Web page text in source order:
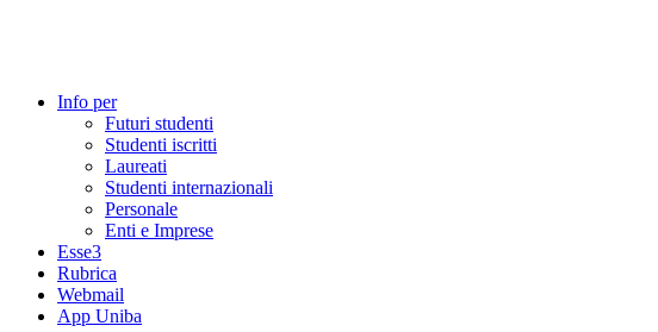
Info per
Futuri studenti
Studenti iscritti
Laureati
Studenti internazionali
Personale
Enti e Imprese
Esse3
Rubrica
Webmail
App Uniba